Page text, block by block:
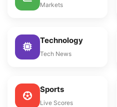
Markets
Technology
Tech News
Sports
Live Scores